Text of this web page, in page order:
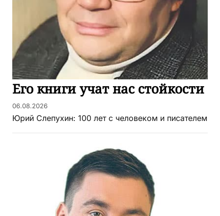
Его книги учат нас стойкости
06.08.2026
Юрий Слепухин: 100 лет с человеком и писателем